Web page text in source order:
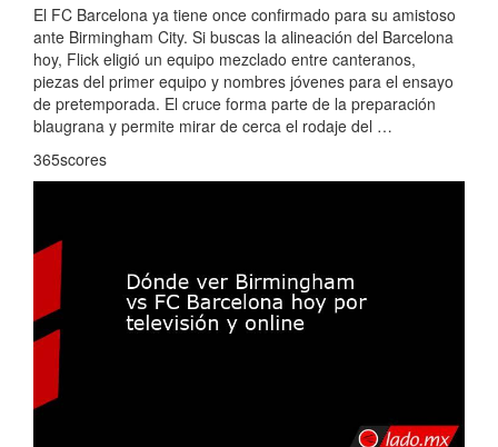
El FC Barcelona ya tiene once confirmado para su amistoso
ante Birmingham City. Si buscas la alineación del Barcelona
hoy, Flick eligió un equipo mezclado entre canteranos,
piezas del primer equipo y nombres jóvenes para el ensayo
de pretemporada. El cruce forma parte de la preparación
blaugrana y permite mirar de cerca el rodaje del …
365scores